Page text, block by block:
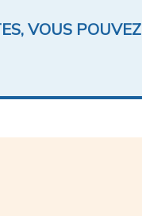
VOUS POUVEZ